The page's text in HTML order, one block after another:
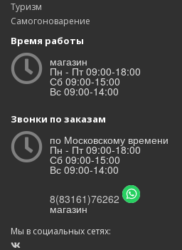
Туризм
Самогоноварение
Время работы
магазин
Пн - Пт 09:00-18:00
Сб 09:00-15:00
Вс 09:00-14:00
Звонки по заказам
по Московскому времени
Пн - Пт 09:00-18:00
Сб 09:00-15:00
Вс 09:00-14:00
8(83161)76262
магазин
Мы в социальных сетях: